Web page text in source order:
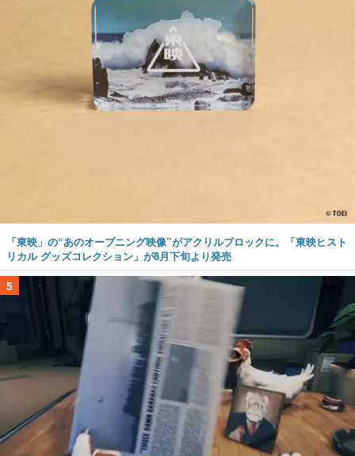
「東映」の“あのオープニング映像”がアクリルブロックに。「東映ヒスト
リカル グッズコレクション」が8月下旬より発売
5